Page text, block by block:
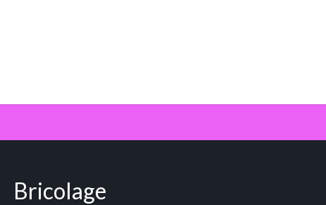
Bricolage